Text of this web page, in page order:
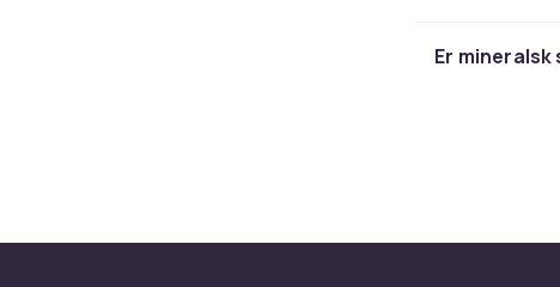
solbeskyttelse.
Er mineralsk